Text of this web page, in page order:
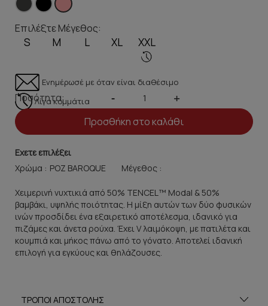
Επιλέξτε Μέγεθος:
S M L XL XXL
Ενημέρωσέ με όταν είναι διαθέσιμο
Λίγα κομμάτια
Ποσότητα: - +
Προσθήκη στο καλάθι
Εχετε επιλέξει
Χρώμα :
Μέγεθος :
Χειμερινή νυχτικιά από 50% TENCEL™ Modal & 50%
βαμβάκι, υψηλής ποιότητας. Η μίξη αυτών των δύο φυσικών
ινών προσδίδει ένα εξαιρετικό αποτέλεσμα, ιδανικό για
πιζάμες και άνετα ρούχα. Έχει V λαιμόκοψη, με πατιλέτα και
κουμπιά και μήκος πάνω από το γόνατο. Αποτελεί ιδανική
επιλογή για εγκύους και θηλάζουσες.
ΤΡΟΠΟΙ ΑΠΟΣΤΟΛΗΣ